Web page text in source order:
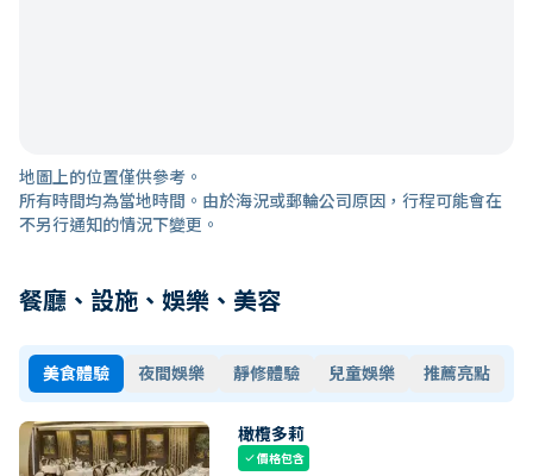
地圖上的位置僅供參考。
所有時間均為當地時間。由於海況或郵輪公司原因，行程可能會在
不另行通知的情況下變更。
餐廳、設施、娛樂、美容
美食體驗 夜間娛樂 靜修體驗 兒童娛樂 推薦亮點
橄欖多莉
check價格包含